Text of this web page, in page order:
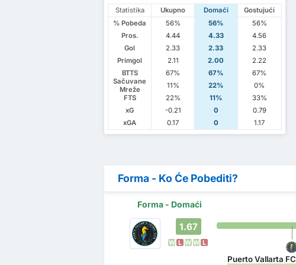
Statistika Ukupno Domaći
Gostujući
% Pobeda
56% 56%
56%
Pros.
4.44 4.33
4.56
Gol
2.33 2.33
2.33
Primgol
2.11 2.00
2.22
BTTS
67% 67%
67%
Sačuvane
Mreže
11% 22%
0%
FTS
22% 11%
33%
xG
-0.21 0
0.79
xGA
0.17 0 1.17
Forma - Ko Će Pobediti?
Forma - Domaći
1.67
W L W W L
Puerto Vallarta FC